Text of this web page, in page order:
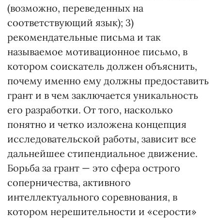
(воз­можно, переведенных на
соответствующий язык); 3)
рекомендательные письма и так
называемое мотивационное письмо, в
котором соискатель должен объяснить,
почему именно ему должны предоставить
грант и в чем заключается уникальность
его разработки. От того, насколько
понятно и четко изложена концепция
исследовательской работы, зависит все
дальнейшее стипендиальное движение.
Борьба за грант — это сфера острого
соперничества, активного
интеллектуального соревнования, в
котором нерешительности и «серости»